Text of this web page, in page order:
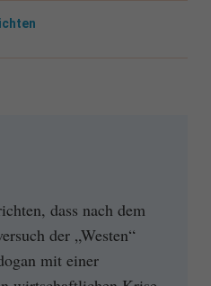
dass nach dem
der „Westen“
mit einer